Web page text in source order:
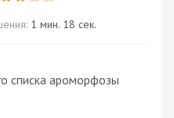
1 мин. 18 сек.
списка ароморфозы